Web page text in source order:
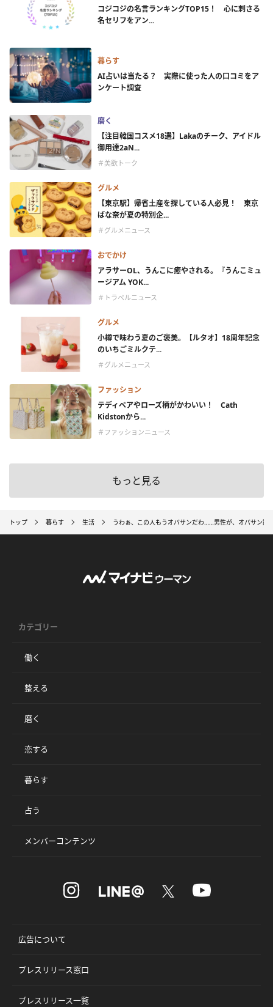
コジコジの名言ランキングTOP15！ 心に刺さる
名セリフをアン...
暮らす
AI占いは当たる？ 実際に使った人の口コミをア
ンケート調査
磨く
【注目韓国コスメ18選】Lakaのチーク、アイドル
御用達2aN...
＃美欲トーク
グルメ
【東京駅】帰省土産を探している人必見！ 東京
ばな奈が夏の特別企...
＃グルメニュース
おでかけ
アラサーOL、うんこに癒やされる。『うんこミュ
ージアム YOK...
＃トラベルニュース
グルメ
小樽で味わう夏のご褒美。【ルタオ】18周年記念
のいちごミルクテ...
＃グルメニュース
ファッション
テディベアやローズ柄がかわいい！ Cath
Kidstonから...
＃ファッションニュース
もっと見る
トップ 暮らす 生活 うわぁ、この人もうオバサンだわ……男性が、オバサン認
カテゴリー
働く
整える
磨く
恋する
暮らす
占う
メンバーコンテンツ
広告について
プレスリリース窓口
プレスリリース一覧